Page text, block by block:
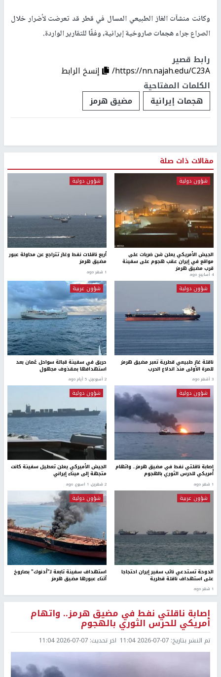
وكانت منشآت الغاز الطبيعي المسال في قطر قد تعرضت لأضرار خلال
الصراع جراء هجمات صاروخية إيرانية، وفقًا للتقارير الواردة.
رابط قصير
https://nn.najah.edu/C23A/
إنسخ الرابط
الكلمات المفتاحية
هجمات إيرانية
مضيق هرمز
مقالات ذات صلة
شؤون دولية
الجيش الأمريكي يعلن شن ضربات على
مواقع في إيران عقب هجوم على سفينة
قرب مضيق هرمز
4 أسابيع ago
شؤون دولية
أربع ناقلات نفط وغاز تتراجع عن محاولة عبور
مضيق هرمز
1 شهر ago
شؤون دولية
ناقلة غاز طبيعي قطرية تعبر مضيق هرمز
للمرة الأولى منذ اندلاع الحرب
3 أشهر ago
شؤون عربية
حريق في سفينة قبالة سواحل عُمان بعد
استهدافها بمقذوف مجهول
2 أسبوعين، 5 أيام ago
شؤون دولية
إصابة ناقلتي نفط في مضيق هرمز.. واتهام
أمريكي للحرس الثوري بالهجوم
1 شهر ago
شؤون دولية
الجيش الأميركي يعلن تعطيل سفينة كانت
متجهة إلى ميناء إيراني
2 شهرين، 1 اسبوع. ago
شؤون عربية
الدوحة تستدعي نائب سفير إيران احتجاجا
على استهداف ناقلة قطرية
1 شهر ago
شؤون دولية
استهداف سفينة تابعة لـ"أدنوك" بصاروخ
أثناء عبورها مضيق هرمز
إصابة ناقلتي نفط في مضيق هرمز.. واتهام
أمريكي للحرس الثوري بالهجوم
تم النشر بتاريخ: 2026-07-07 11:04 اخر تحديث: 2026-07-07 11:04